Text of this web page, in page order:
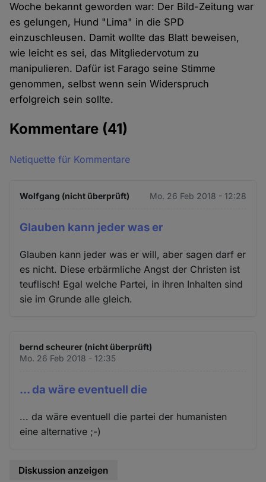
Woche bekannt geworden war: Der Bild-Zeitung war
es gelungen, Hund "Lima" in die SPD
einzuschleusen. Damit wollte das Blatt beweisen,
wie leicht es sei, das Mitgliedervotum zu
manipulieren. Dafür ist Farago seine Stimme
genommen, selbst wenn sein Widerspruch
erfolgreich sein sollte.
Kommentare (41)
Netiquette für Kommentare
Wolfgang (nicht überprüft) Mo. 26 Feb 2018 - 12:28
Glauben kann jeder was er
Glauben kann jeder was er will, aber sagen darf er
es nicht. Diese erbärmliche Angst der Christen ist
teuflisch! Egal welche Partei, in ihren Inhalten sind
sie im Grunde alle gleich.
bernd scheurer (nicht überprüft)
Mo. 26 Feb 2018 - 12:35
... da wäre eventuell die
... da wäre eventuell die partei der humanisten
eine alternative ;-)
Diskussion anzeigen